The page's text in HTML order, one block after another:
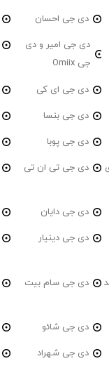
دی جی احسان
دی جی امیر و دی
جی Omiix
دی جی ای کی
دی جی بنسا
دی جی پوبا
دی جی تی ان تی
دی جی دایان
دی جی دینیار
دی جی سام بیت
دی جی شائو
دی جی شهراد